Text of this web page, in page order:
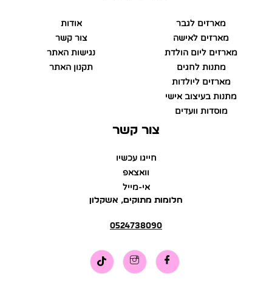
מארזים לגבר
מארזים לאישה
מארזים ליום הולדת
מתנות לחגים
מארזים ליולדות
מתנות בעיצוב אישי
מוסדות וועדים
אודות
צור קשר
נגישות האתר
תקנון האתר
צור קשר
חייגו עכשיו
וואצאפ
אי-מייל
חלומות מתוקים, אשקלון
0524738090